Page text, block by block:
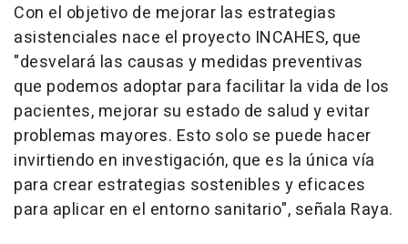
Con el objetivo de mejorar las estrategias
asistenciales nace el proyecto INCAHES, que
"desvelará las causas y medidas preventivas
que podemos adoptar para facilitar la vida de los
pacientes, mejorar su estado de salud y evitar
problemas mayores. Esto solo se puede hacer
invirtiendo en investigación, que es la única vía
para crear estrategias sostenibles y eficaces
para aplicar en el entorno sanitario", señala Raya.